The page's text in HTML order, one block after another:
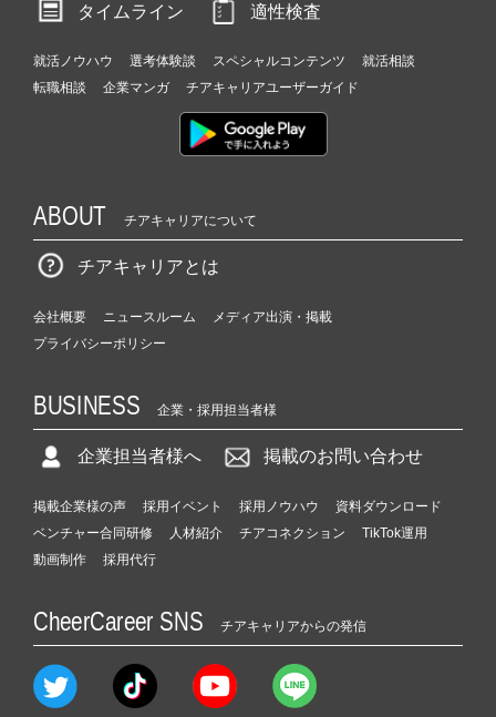
タイムライン
適性検査
就活ノウハウ 選考体験談 スペシャルコンテンツ
就活相談
転職相談
企業マンガ チアキャリアユーザーガイド
ABOUT チアキャリアについて
チアキャリアとは
会社概要 ニュースルーム
メディア出演・掲載
プライバシーポリシー
BUSINESS 企業・採用担当者様
企業担当者様へ 掲載のお問い合わせ
掲載企業様の声 採用イベント 採用ノウハウ
資料ダウンロード
ベンチャー合同研修
人材紹介 チアコネクション
TikTok運用
動画制作
採用代行
CheerCareer SNS チアキャリアからの発信